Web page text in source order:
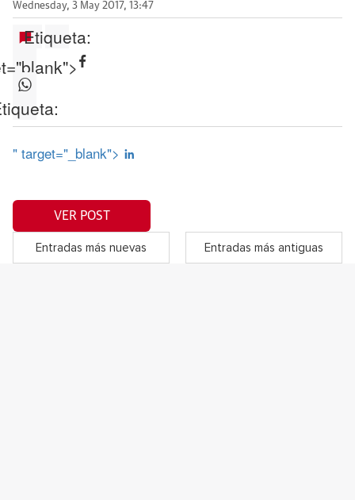
Wednesday, 3 May 2017, 13:47
Etiqueta:
" target="_blank">
VER POST
Entradas más nuevas Entradas más antiguas